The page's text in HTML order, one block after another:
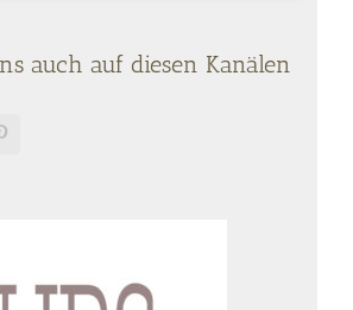
auch auf diesen Kanälen